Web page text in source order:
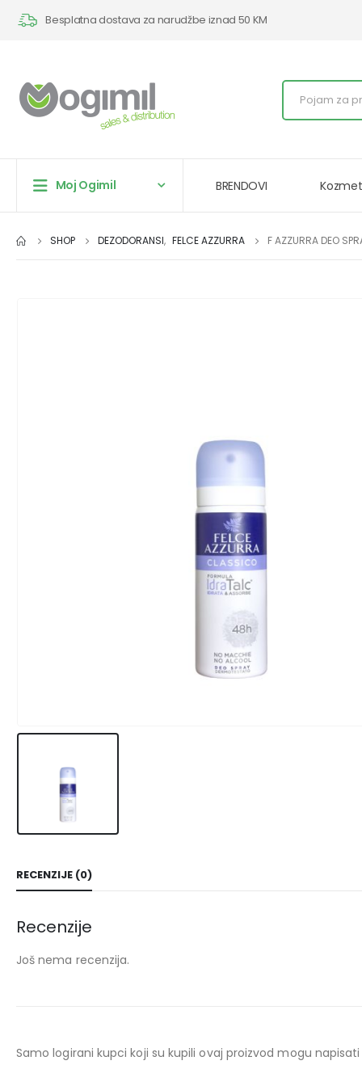
Besplatna dostava za narudžbe iznad 50 KM
Moj Ogimil BRENDOVI
SHOP DEZODORANSI, FELCE AZZURRA F AZZURRA DEO
RECENZIJE (0)
Recenzije
Još nema recenzija.
Samo logirani kupci koji su kupili ovaj proizvod mogu